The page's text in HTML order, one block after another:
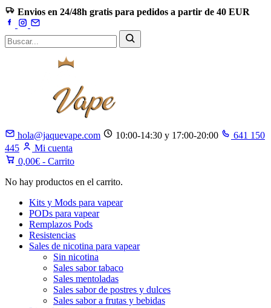
Saltar
al
contenido
Envios en 24/48h gratis para pedidos a partir de 40 EUR
Facebook
Instagram
Buscar
productos
hola@jaquevape.com 10:00-14:30 y 17:00-20:00
641 150
445
Mi cuenta
0,00€ - Carrito
No hay productos en el carrito.
Kits y Mods para vapear
PODs para vapear
Remplazos Pods
Resistencias
Sales de nicotina para vapear
Sin nicotina
Sales sabor tabaco
Sales mentoladas
Sales sabor de postres y dulces
Sales sabor a frutas y bebidas